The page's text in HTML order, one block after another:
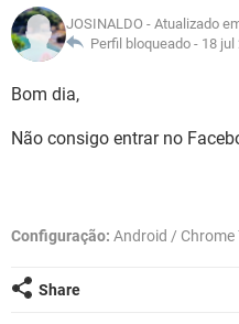
GUIA DE COMPRAS
INSTAGRAM
GUIA DE COMPRAS
CELULAR
OUTLOOK
INSTAGRAM
JOGOS
CELULAR
OUTLOOK
INSTAGRAM
GLOSSÁRIO
JOGOS
GUIA DE COMPRAS
JOSINALDO - Atualizado
Perfil bloqueado - 18 jul
Bom dia,
Não consigo entrar no
Configuração: Android /
Share